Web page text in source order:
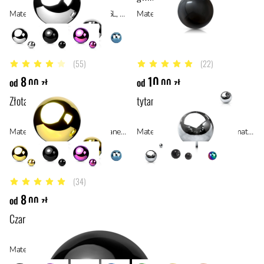
Materiał: stal chirurgiczna 316L, stal Materiał: akryl
4.3 z 5 gwiazdek (55)
od 8,00 zł
Złota kulka z gwintem
Materiał: stal anodowana tytanem, stal
5 z 5 gwiazdek (22)
od 10,00 zł
tytanowa kulka z gwintem
Materiał: tytan ASTM F136, materiały hipoalergiczne
4.9 z 5 gwiazdek (34)
od 8,00 zł
Czarna kulka z gwintem
Materiał: stal anodowana tytanem, stal